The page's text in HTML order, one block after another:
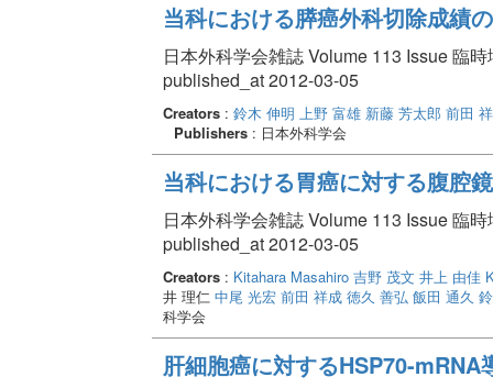
当科における膵癌外科切除成績
日本外科学会雑誌 Volume 113 Issue 臨
published_at 2012-03-05
Creators: 鈴木 伸明 上野 富雄 新藤 芳太郎 前田
Publishers: 日本外科学会
当科における胃癌に対する腹腔
日本外科学会雑誌 Volume 113 Issue 臨
published_at 2012-03-05
Creators: Kitahara Masahiro 吉野 茂文 井上 由佳
井 理仁 中尾 光宏 前田 祥成 徳久 善弘 飯田 通久
科学会
肝細胞癌に対するHSP70-